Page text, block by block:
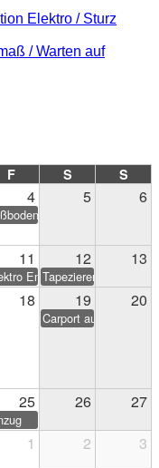
Elektro / Sturz
/ Warten auf
F S S
4 5 6
Einheit
11 12 13
Endarbeiten
Tapezieren &
18 19 20
Carport aufstellen
25 26 27
1 2 3